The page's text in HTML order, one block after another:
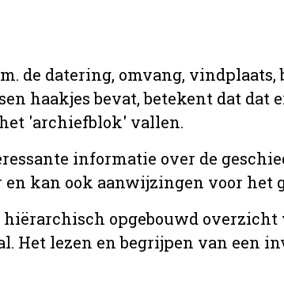
de datering, omvang, vindplaats,
haakjes bevat, betekent dat
'archiefblok' vallen.
informatie over de
kan ook aanwijzingen voor het
opgebouwd
Het lezen en begrijpen van een